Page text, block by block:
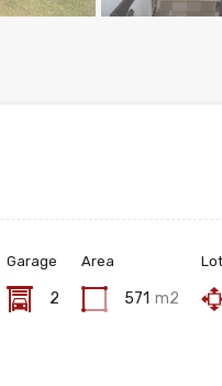
Garage
2
Area
571 m2